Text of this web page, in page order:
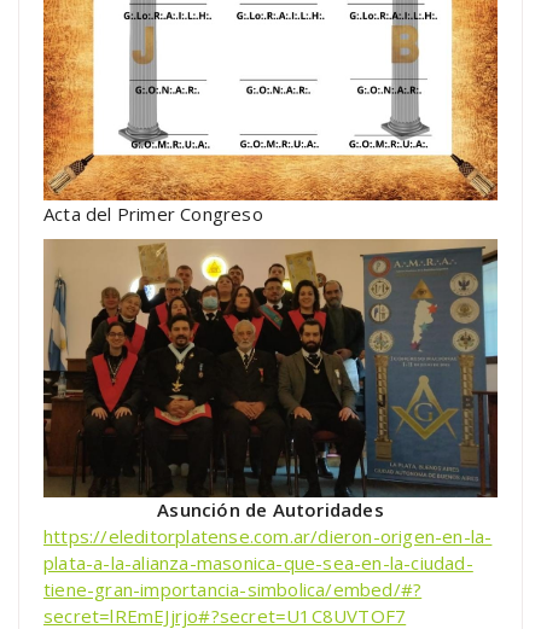
Acta del Primer Congreso
Asunción de Autoridades
https://eleditorplatense.com.ar/dieron-origen-en-la-
plata-a-la-alianza-masonica-que-sea-en-la-ciudad-
tiene-gran-importancia-simbolica/embed/#?
secret=lREmEJjrjo#?secret=U1C8UVTOF7